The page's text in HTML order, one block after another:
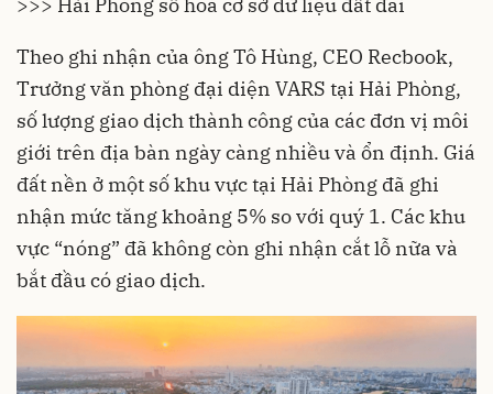
Theo ghi nhận của ông Tô Hùng, CEO Recbook,
Trưởng văn phòng đại diện VARS tại Hải Phòng,
số lượng giao dịch thành công của các đơn vị môi
giới trên địa bàn ngày càng nhiều và ổn định. Giá
đất nền ở một số khu vực tại Hải Phòng đã ghi
nhận mức tăng khoảng 5% so với quý 1. Các khu
vực “nóng” đã không còn ghi nhận cắt lỗ nữa và
bắt đầu có giao dịch.